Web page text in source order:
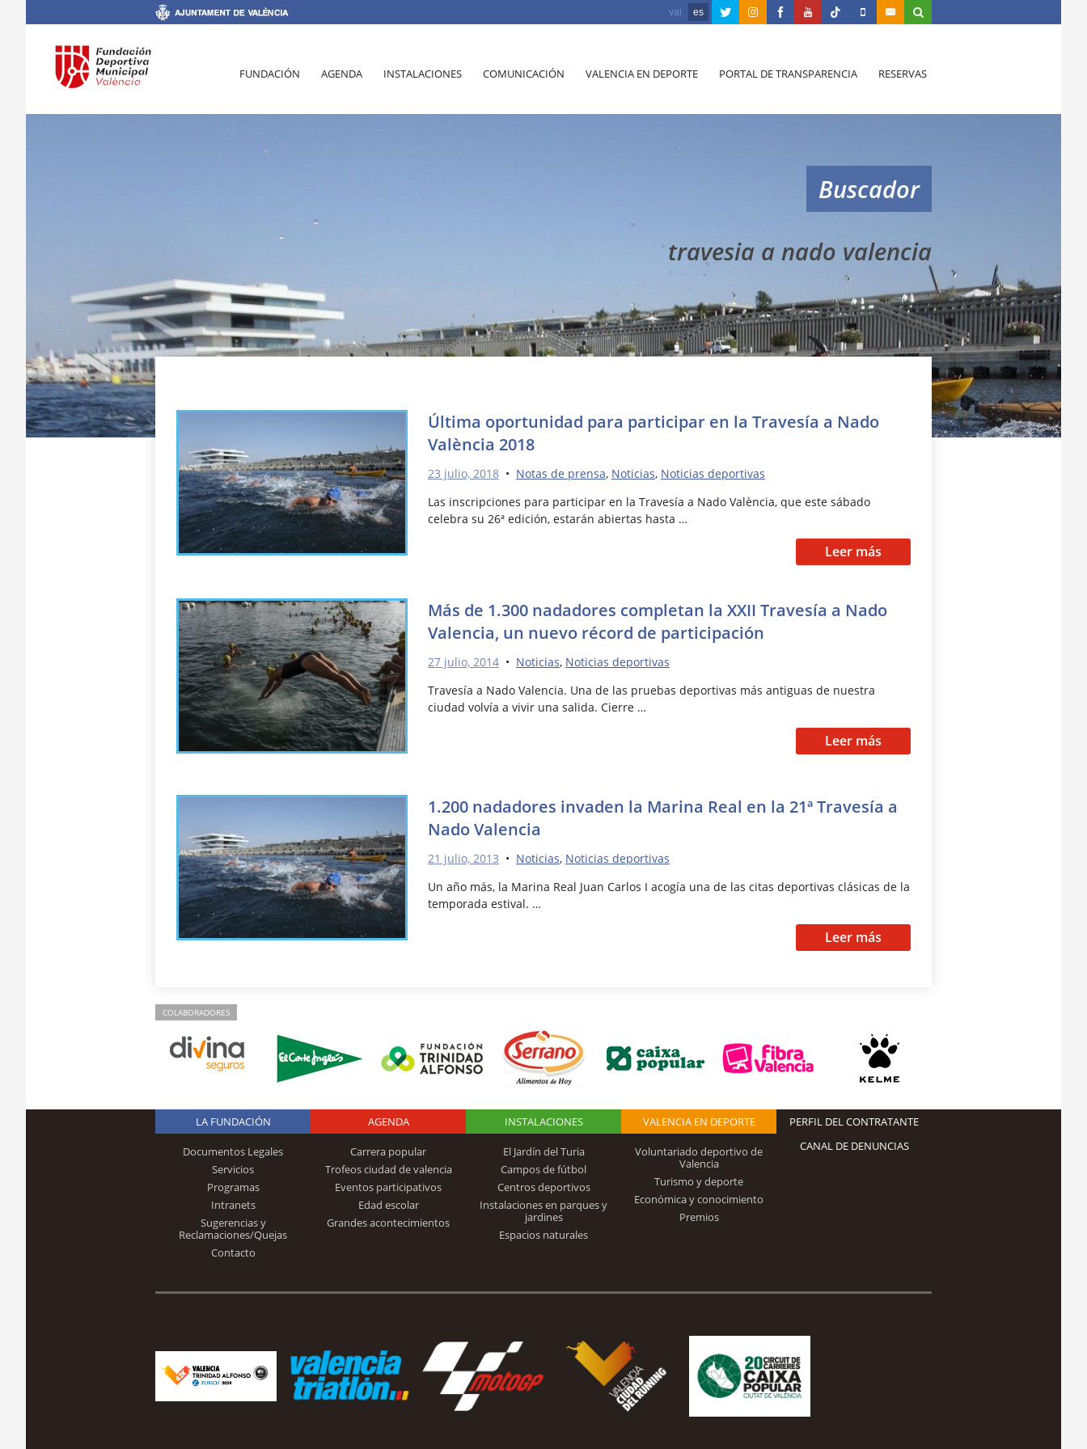
val es
FUNDACIÓN AGENDA INSTALACIONES COMUNICACIÓN VALENCIA EN DEPORTE PORTAL DE TRANSPARENCIA RESERVAS
Buscador
travesia a nado valencia
Última oportunidad para participar en la Travesía a Nado
València 2018
23 julio, 2018• Notas de prensa, Noticias, Noticias deportivas
Las inscripciones para participar en la Travesía a Nado València, que este sábado
celebra su 26ª edición, estarán abiertas hasta …
Leer más
Más de 1.300 nadadores completan la XXII Travesía a Nado
Valencia, un nuevo récord de participación
27 julio, 2014• Noticias, Noticias deportivas
Travesía a Nado Valencia. Una de las pruebas deportivas más antiguas de nuestra
ciudad volvía a vivir una salida. Cierre …
Leer más
1.200 nadadores invaden la Marina Real en la 21ª Travesía a
Nado Valencia
21 julio, 2013 • Noticias, Noticias deportivas
Un año más, la Marina Real Juan Carlos I acogía una de las citas deportivas clásicas de la
temporada estival. …
Leer más
COLABORADORES
Logo Fundación
Trinidad Alfonso
LA FUNDACIÓN
Documentos Legales
Servicios
Programas
Intranets
Sugerencias y
Reclamaciones/Quejas
Contacto
AGENDA
Carrera popular
Trofeos ciudad de valencia
Eventos participativos
Edad escolar
Grandes acontecimientos
INSTALACIONES
El Jardín del Turia
Campos de fútbol
Centros deportivos
Instalaciones en parques y
jardines
Espacios naturales
VALENCIA EN DEPORTE
Voluntariado deportivo de
Valencia
Turismo y deporte
Económica y conocimiento
Premios
PERFIL DEL CONTRATANTE
CANAL DE DENUNCIAS